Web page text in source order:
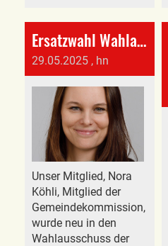
Ersatzwahl Wahlausschuss der Wahlbehörde
29.05.2025 , hn
Unser Mitglied, Nora
Köhli, Mitglied der
Gemeindekommission,
wurde neu in den
Wahlausschuss der